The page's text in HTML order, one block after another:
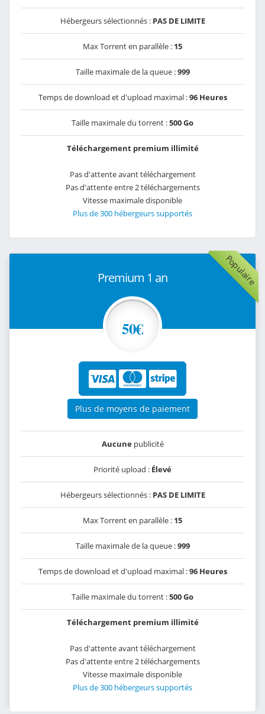
Hébergeurs sélectionnés : PAS DE LIMITE
Max Torrent en parallèle : 15
Taille maximale de la queue :999
Temps de download et d'upload maximal :96 Heures
Taille maximale du torrent :500 Go
Téléchargement premium illimité
Pas d'attente avant téléchargement
Pas d'attente entre 2 téléchargements
Vitesse maximale disponible
Plus de 300 hébergeurs supportés
Populaire
Premium 1 an
50€
Plus de moyens de paiement
Aucunepublicité
Priorité upload : Élevé
Hébergeurs sélectionnés : PAS DE LIMITE
Max Torrent en parallèle : 15
Taille maximale de la queue :999
Temps de download et d'upload maximal :96 Heures
Taille maximale du torrent :500 Go
Téléchargement premium illimité
Pas d'attente avant téléchargement
Pas d'attente entre 2 téléchargements
Vitesse maximale disponible
Plus de 300 hébergeurs supportés